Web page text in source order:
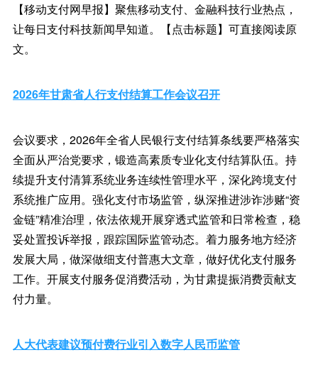
【移动支付网早报】聚焦移动支付、金融科技行业热点，
让每日支付科技新闻早知道。【点击标题】可直接阅读原
文。
2026年甘肃省人行支付结算工作会议召开
会议要求，2026年全省人民银行支付结算条线要严格落实
全面从严治党要求，锻造高素质专业化支付结算队伍。持
续提升支付清算系统业务连续性管理水平，深化跨境支付
系统推广应用。强化支付市场监管，纵深推进涉诈涉赌“资
金链”精准治理，依法依规开展穿透式监管和日常检查，稳
妥处置投诉举报，跟踪国际监管动态。着力服务地方经济
发展大局，做深做细支付普惠大文章，做好优化支付服务
工作。开展支付服务促消费活动，为甘肃提振消费贡献支
付力量。
人大代表建议预付费行业引入数字人民币监管